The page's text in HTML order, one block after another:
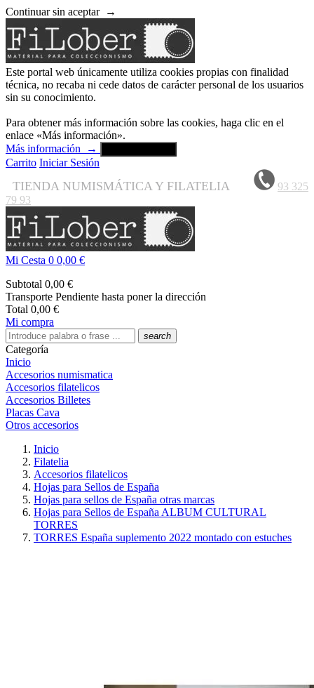
Continuar sin aceptar →
Este portal web únicamente utiliza cookies propias con finalidad
técnica, no recaba ni cede datos de carácter personal de los usuarios
sin su conocimiento.
Para obtener más información sobre las cookies, haga clic en el
enlace «Más información».
Más información
→
Carrito Iniciar Sesión
TIENDA NUMISMÁTICA Y FILATELIA
93 325
79 93
Mi Cesta 0 0,00 €
Subtotal 0,00 €
Transporte Pendiente hasta poner la dirección
Total 0,00 €
Mi compra
search
Categoría
Inicio
Accesorios numismatica
Accesorios filatelicos
Accesorios Billetes
Placas Cava
Otros accesorios
Inicio
Filatelia
Accesorios filatelicos
Hojas para Sellos de España
Hojas para sellos de España otras marcas
Hojas para Sellos de España ALBUM CULTURAL
TORRES
TORRES España suplemento 2022 montado con estuches